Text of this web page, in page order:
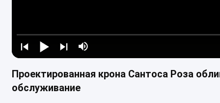
Проектированная крона Сантоса Роза
обслуживание